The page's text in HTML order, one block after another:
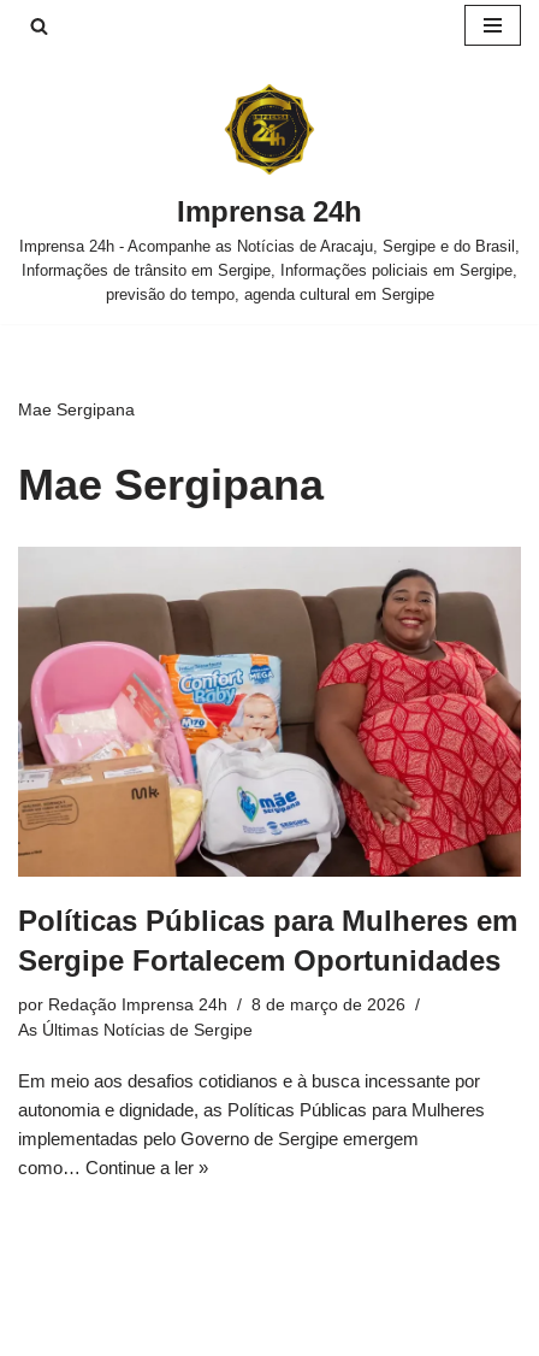
Imprensa 24h
Imprensa 24h - Acompanhe as Notícias de Aracaju, Sergipe e do Brasil,
Informações de trânsito em Sergipe, Informações policiais em Sergipe,
previsão do tempo, agenda cultural em Sergipe
Mae Sergipana
Mae Sergipana
Políticas Públicas para Mulheres em
Sergipe Fortalecem Oportunidades
por Redação Imprensa 24h
8 de março de 2026
As Últimas Notícias de Sergipe
Em meio aos desafios cotidianos e à busca incessante por
autonomia e dignidade, as Políticas Públicas para Mulheres
implementadas pelo Governo de Sergipe emergem
como… Continue a ler »